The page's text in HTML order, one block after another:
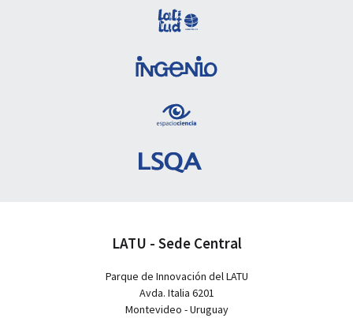
LATU - Sede Central
Parque de Innovación del LATU
Avda. Italia 6201
Montevideo - Uruguay